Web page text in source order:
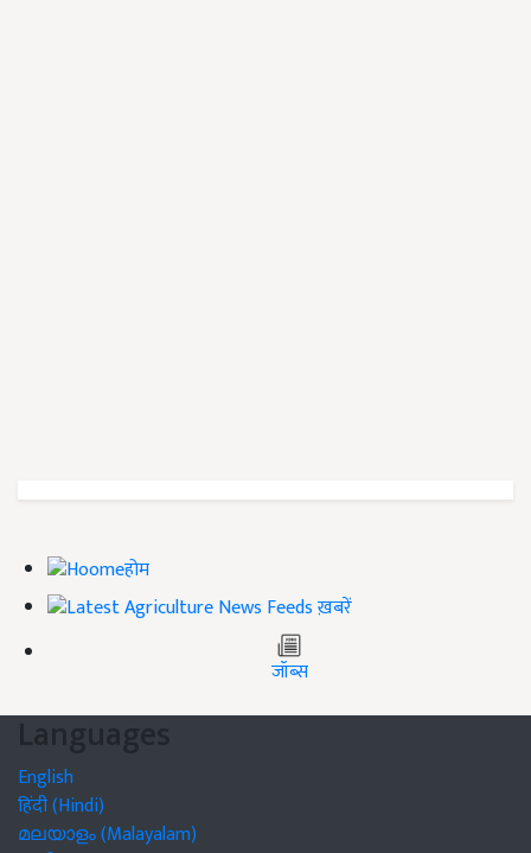
होम
ख़बरें
जॉब्स
Languages
English
हिंदी (Hindi)
മലയാളം (Malayalam)